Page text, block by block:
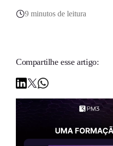
9 minutos de leitura
Compartilhe esse artigo: